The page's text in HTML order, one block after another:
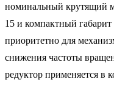
номинальный крутящий
15 и компактный
приоритетно для
снижения частоты
редуктор применяется в